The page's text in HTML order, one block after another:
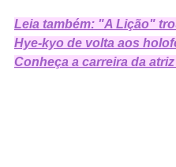
Leia também: "A Lição"
Hye-kyo de volta aos
Conheça a carreira da